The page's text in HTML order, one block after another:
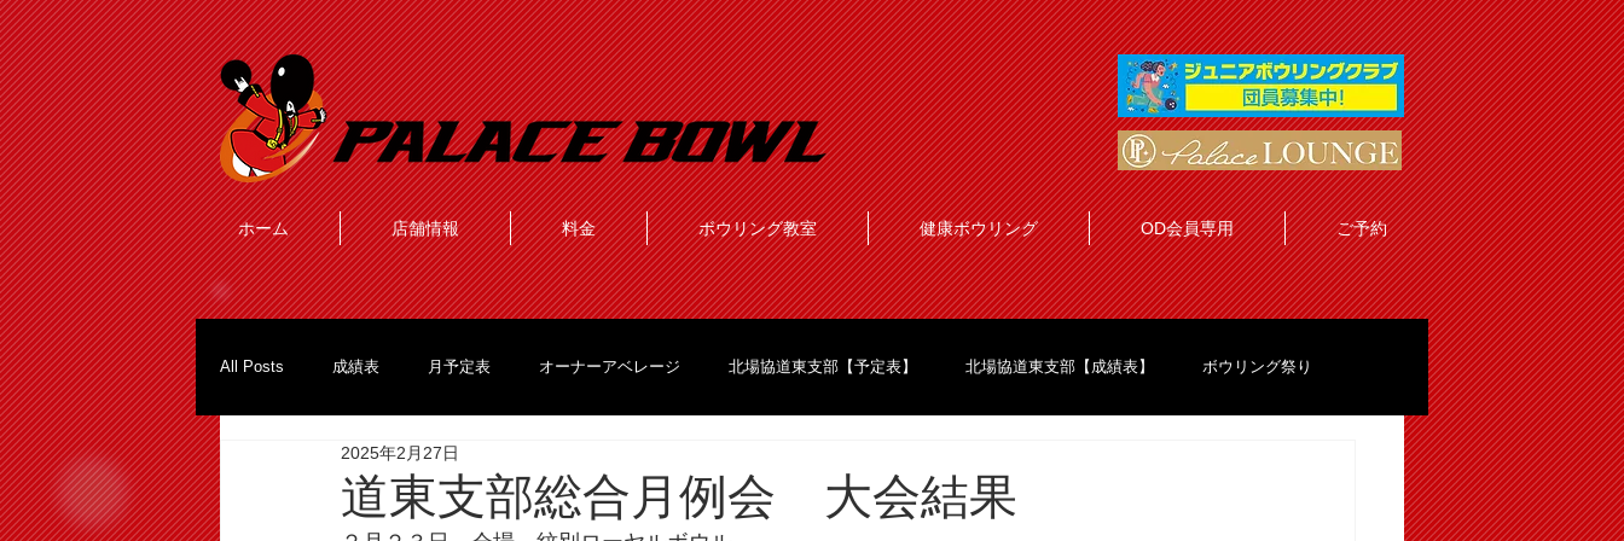
ホーム 店舗情報 料金 ボウリング教室 健康ボウリング OD会員専用 ご予約
All Posts 成績表 月予定表 オーナーアベレージ 北場協道東支部【予定表】 北場協道東支部【成績表】 ボウリング祭り
道東支部総合月例会 大会結果
2025年2月27日